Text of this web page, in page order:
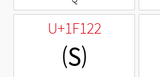
U+1F122
🄢